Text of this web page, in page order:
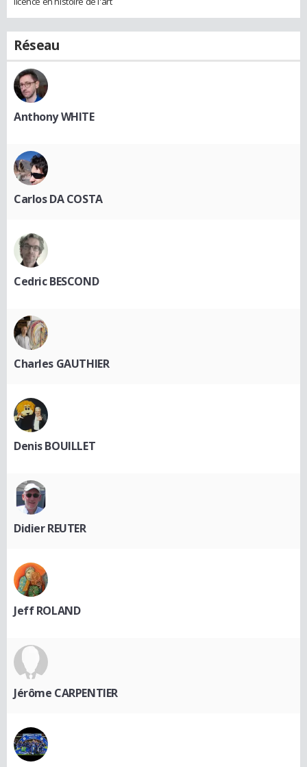
Réseau
Anthony WHITE
Carlos DA COSTA
Cedric BESCOND
Charles GAUTHIER
Denis BOUILLET
Didier REUTER
Jeff ROLAND
Jérôme CARPENTIER